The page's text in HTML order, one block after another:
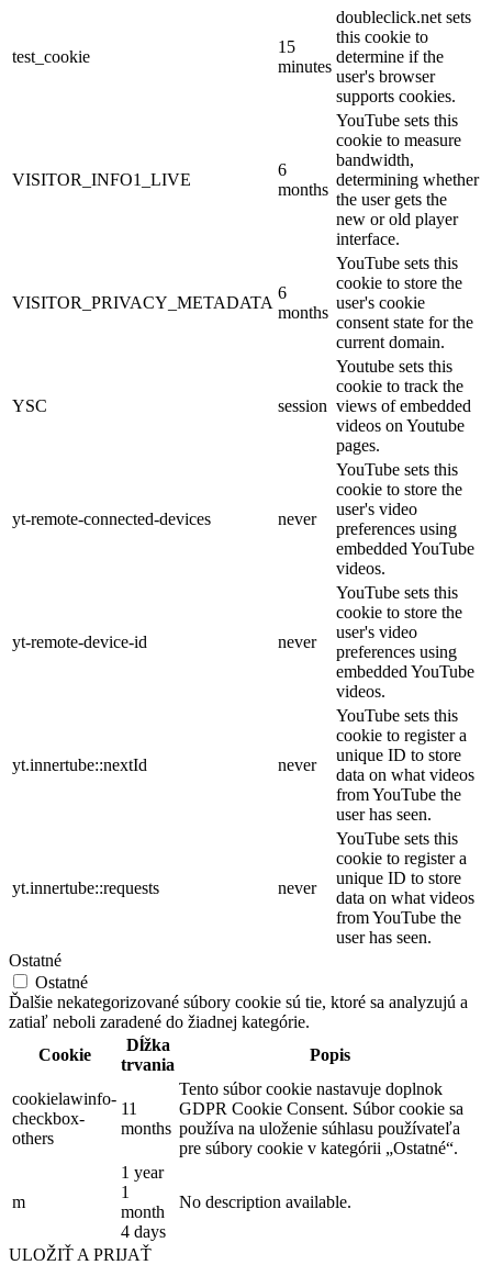
test_cookie
15
minutes
doubleclick.net sets
this cookie to
determine if the
user's browser
supports cookies.
VISITOR_INFO1_LIVE
6
months
YouTube sets this
cookie to measure
bandwidth,
determining whether
the user gets the
new or old player
interface.
VISITOR_PRIVACY_METADATA
6
months
YouTube sets this
cookie to store the
user's cookie
consent state for the
current domain.
YSC session
Youtube sets this
cookie to track the
views of embedded
videos on Youtube
pages.
yt-remote-connected-devices never
YouTube sets this
cookie to store the
user's video
preferences using
embedded YouTube
videos.
yt-remote-device-id never
YouTube sets this
cookie to store the
user's video
preferences using
embedded YouTube
videos.
yt.innertube::nextId never
YouTube sets this
cookie to register a
unique ID to store
data on what videos
from YouTube the
user has seen.
yt.innertube::requests never
YouTube sets this
cookie to register a
unique ID to store
data on what videos
from YouTube the
user has seen.
Ostatné
Ostatné
Ďalšie nekategorizované súbory cookie sú tie, ktoré sa analyzujú a
zatiaľ neboli zaradené do žiadnej kategórie.
Cookie
Dĺžka
trvania
Popis
cookielawinfo-
checkbox-
others
11
months
Tento súbor cookie nastavuje doplnok
GDPR Cookie Consent. Súbor cookie sa
používa na uloženie súhlasu používateľa
pre súbory cookie v kategórii „Ostatné“.
m
1 year
1
month
4 days
No description available.
ULOŽIŤ A PRIJAŤ